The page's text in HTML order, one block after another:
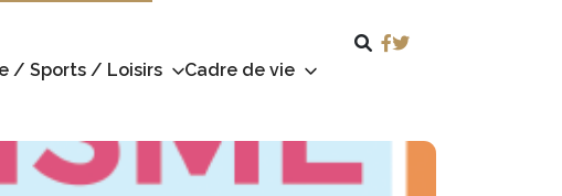
/ Sports / Loisirs
Cadre de vie